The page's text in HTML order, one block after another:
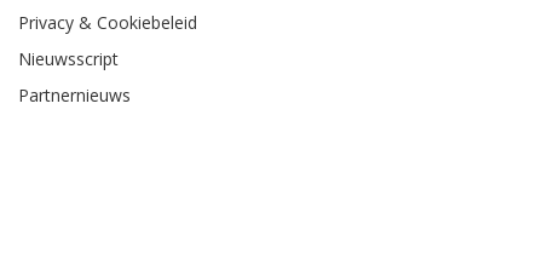
Privacy & Cookiebeleid
Nieuwsscript
Partnernieuws